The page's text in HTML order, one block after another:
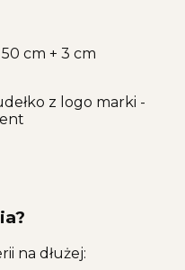
50 cm + 3 cm
z logo marki -
na dłużej: